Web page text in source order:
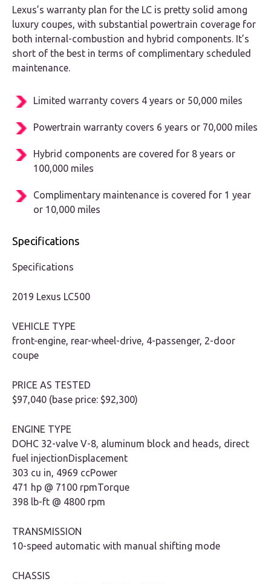
Lexus’s warranty plan for the LC is pretty solid among
luxury coupes, with substantial powertrain coverage for
both internal-combustion and hybrid components. It’s
short of the best in terms of complimentary scheduled
maintenance.
Limited warranty covers 4 years or 50,000 miles
Powertrain warranty covers 6 years or 70,000 miles
Hybrid components are covered for 8 years or
100,000 miles
Complimentary maintenance is covered for 1 year
or 10,000 miles
Specifications
Specifications
2019 Lexus LC500
VEHICLE TYPE
front-engine, rear-wheel-drive, 4-passenger, 2-door
coupe
PRICE AS TESTED
$97,040 (base price: $92,300)
ENGINE TYPE
DOHC 32-valve V-8, aluminum block and heads, direct
fuel injectionDisplacement
303 cu in, 4969 ccPower
471 hp @ 7100 rpmTorque
398 lb-ft @ 4800 rpm
TRANSMISSION
10-speed automatic with manual shifting mode
CHASSIS